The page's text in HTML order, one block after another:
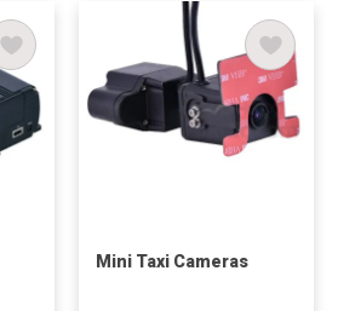
Mini Taxi Cameras